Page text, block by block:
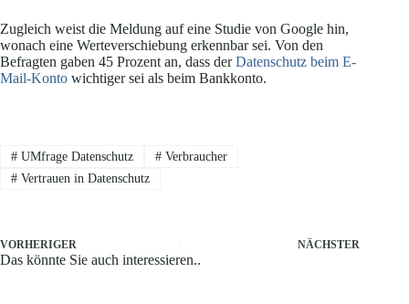
Zugleich weist die Meldung auf eine Studie von Google hin,
wonach eine Werteverschiebung erkennbar sei. Von den
Befragten gaben 45 Prozent an, dass derDatenschutz beim E-
Mail-Konto wichtiger sei als beim Bankkonto.
#UMfrage Datenschutz #Verbraucher
#Vertrauen in Datenschutz
VORHERIGER NÄCHSTER
Das könnte Sie auch interessieren..